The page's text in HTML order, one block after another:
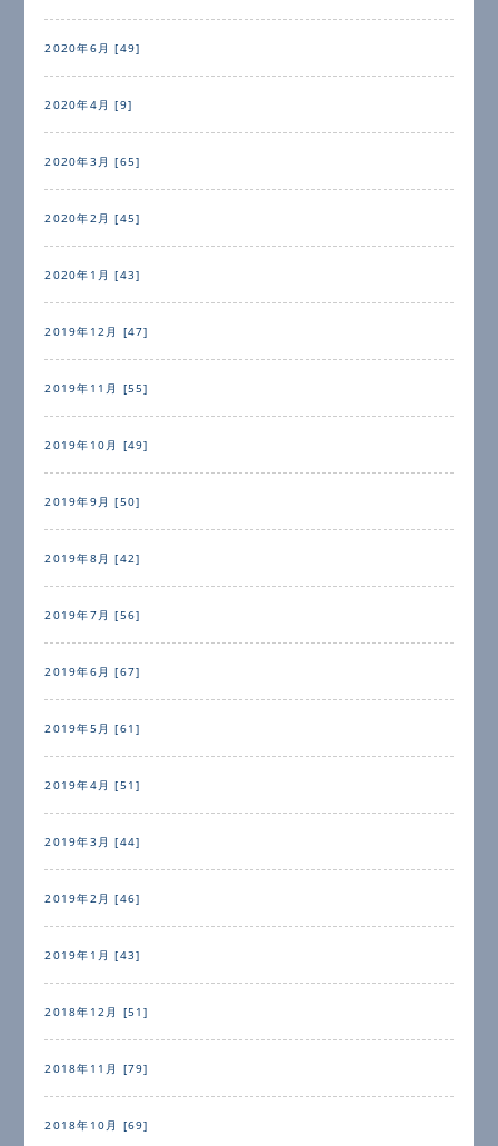
2020年6月 [49]
2020年4月 [9]
2020年3月 [65]
2020年2月 [45]
2020年1月 [43]
2019年12月 [47]
2019年11月 [55]
2019年10月 [49]
2019年9月 [50]
2019年8月 [42]
2019年7月 [56]
2019年6月 [67]
2019年5月 [61]
2019年4月 [51]
2019年3月 [44]
2019年2月 [46]
2019年1月 [43]
2018年12月 [51]
2018年11月 [79]
2018年10月 [69]